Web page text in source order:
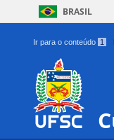
BRASIL
Ir para o conteúdo 1